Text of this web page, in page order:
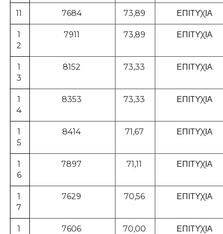
11 7684 73,89 ΕΠΙΤΥΧΙΑ
1
2
7911 73,89 ΕΠΙΤΥΧΙΑ
1
3
8152 73,33 ΕΠΙΤΥΧΙΑ
1
4
8353 73,33 ΕΠΙΤΥΧΙΑ
1
5
8414 71,67 ΕΠΙΤΥΧΙΑ
1
6
7897 71,11 ΕΠΙΤΥΧΙΑ
1
7
7629 70,56 ΕΠΙΤΥΧΙΑ
1
7606 70,00 ΕΠΙΤΥΧΙΑ